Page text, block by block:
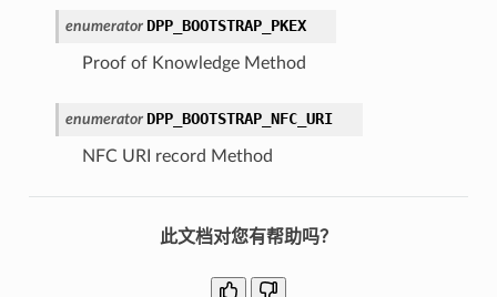
enumerator DPP_BOOTSTRAP_PKEX
Proof of Knowledge Method
enumerator DPP_BOOTSTRAP_NFC_URI
NFC URI record Method
此文档对您有帮助吗？